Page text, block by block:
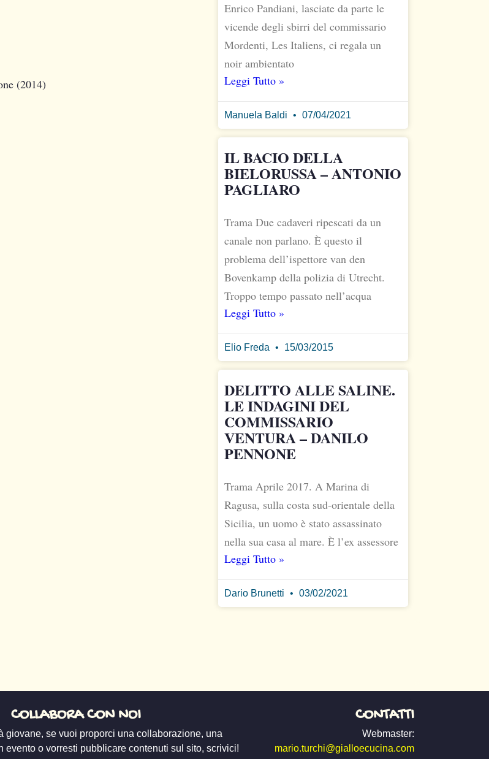
(2014)
Enrico Pandiani, lasciate da parte le
vicende degli sbirri del commissario
Mordenti, Les Italiens, ci regala un
noir ambientato
Leggi Tutto »
Manuela Baldi 07/04/2021
IL BACIO DELLA
BIELORUSSA – ANTONIO
PAGLIARO
Trama Due cadaveri ripescati da un
canale non parlano. È questo il
problema dell’ispettore van den
Bovenkamp della polizia di Utrecht.
Troppo tempo passato nell’acqua
Leggi Tutto »
Elio Freda 15/03/2015
DELITTO ALLE SALINE.
LE INDAGINI DEL
COMMISSARIO
VENTURA – DANILO
PENNONE
Trama Aprile 2017. A Marina di
Ragusa, sulla costa sud-orientale della
Sicilia, un uomo è stato assassinato
nella sua casa al mare. È l’ex assessore
Leggi Tutto »
Dario Brunetti 03/02/2021
COLLABORA CON NOI
giovane, se vuoi proporci una collaborazione, una
evento o vorresti pubblicare contenuti sul sito, scrivici!
CONTATTI
Webmaster:
mario.turchi@gialloecucina.com